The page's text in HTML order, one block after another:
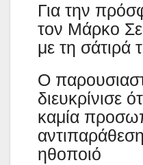
Για την
τον Μάρκο
με τη σάτιρά
Ο
διευκρίνισε
καμία
ηθοποιό